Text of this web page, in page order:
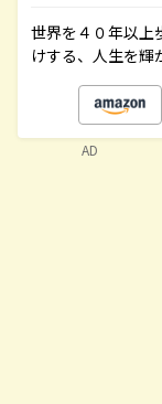
世界を４０年以上
けする、人生を輝
AD